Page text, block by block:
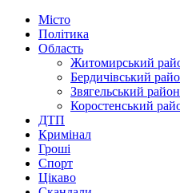
Місто
Політика
Область
Житомирський
Бердичівський
Звягельський район
Коростенський
ДТП
Кримінал
Гроші
Спорт
Цікаво